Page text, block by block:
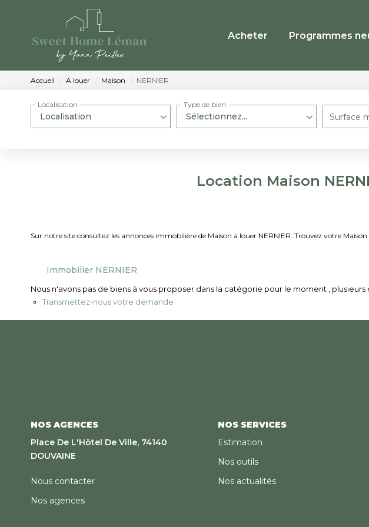
Acheter Programmes
Accueil A louer Maison NERNIER
Localisation
Localisation
Sélectionnez...
Type de bien
Surface
Location Maison
Sur notre site consultez les annonces immobilière de Maison à louer NERNIER. Trouvez votre
Immobilier NERNIER
Nous n'avons pas de biens à vous proposer dans la catégorie pour le moment , plusieurs
Transmettez-nous votre demande
NOS AGENCES
Place De L'Hôtel De Ville, 74140
DOUVAINE
Nous contacter
Nos agences
NOS SERVICES
Estimation
Nos outils
Nos actualités